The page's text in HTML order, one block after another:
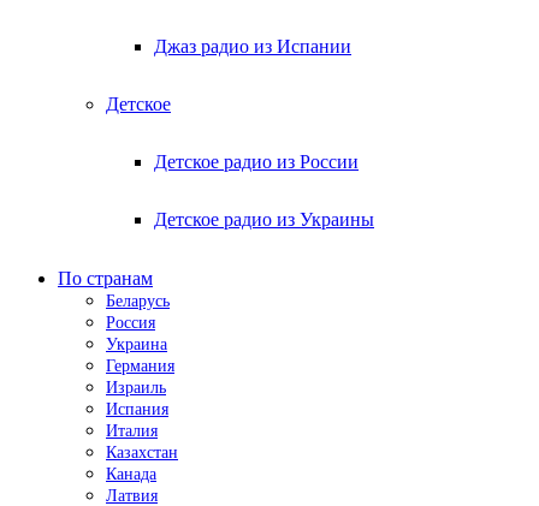
Джаз радио из Испании
Детское
Детское радио из России
Детское радио из Украины
По странам
Беларусь
Россия
Украина
Германия
Израиль
Испания
Италия
Казахстан
Канада
Латвия